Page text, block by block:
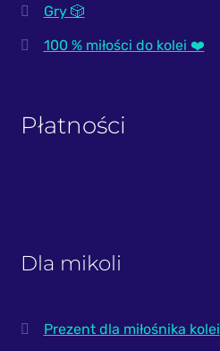
Gry 🎲
100 % miłości do kolei ❤️
Płatności
Dla mikoli
Prezent dla miłośnika kolei